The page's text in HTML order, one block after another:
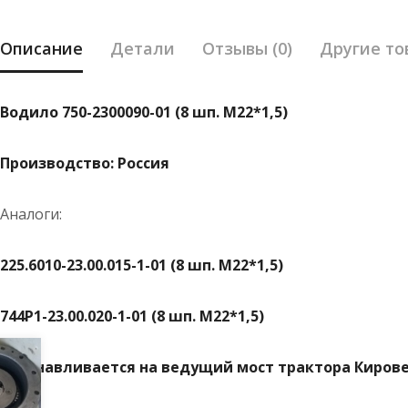
Описание Детали Отзывы (0) Другие
Водило 750-2300090-01 (8 шп. М22*1,5)
Производство: Россия
Аналоги:
225.6010-23.00.015-1-01 (8 шп. М22*1,5)
744Р1-23.00.020-1-01 (8 шп. М22*1,5)
Устанавливается на ведущий мост трактора